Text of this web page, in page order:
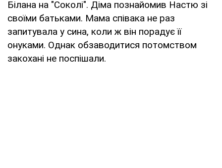
Білана на "Соколі". Діма познайомив Настю зі
своїми батьками. Мама співака не раз
запитувала у сина, коли ж він порадує її
онуками. Однак обзаводитися потомством
закохані не поспішали.